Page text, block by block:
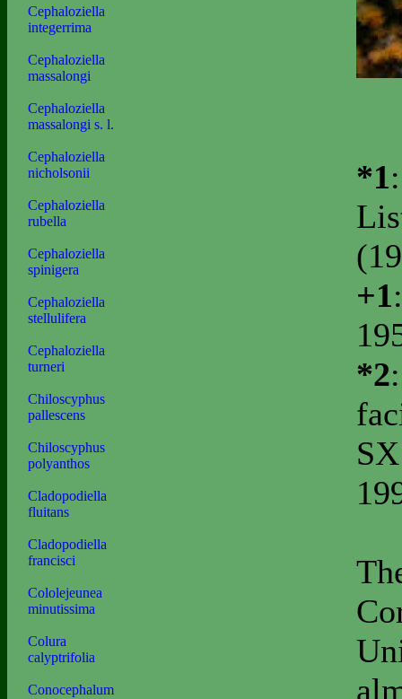
Cephaloziella
integerrima
Cephaloziella
massalongi
Cephaloziella
massalongi s. l.
Cephaloziella
nicholsonii
Cephaloziella
rubella
Cephaloziella
spinigera
Cephaloziella
stellulifera
Cephaloziella
turneri
Chiloscyphus
pallescens
Chiloscyphus
polyanthos
Cladopodiella
fluitans
Cladopodiella
francisci
Cololejeunea
minutissima
Colura
calyptrifolia
Conocephalum
*1
+1
*2